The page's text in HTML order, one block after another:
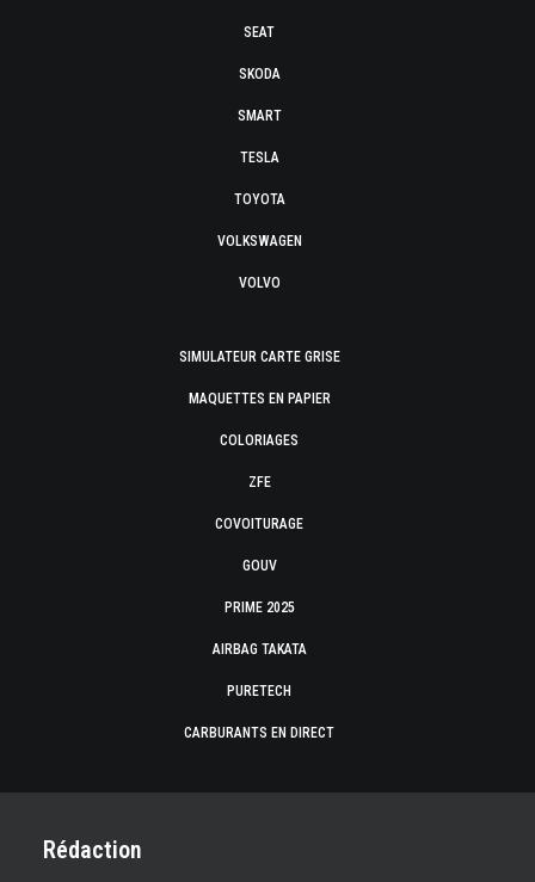
SEAT
SKODA
SMART
TESLA
TOYOTA
VOLKSWAGEN
VOLVO
SIMULATEUR CARTE GRISE
MAQUETTES EN PAPIER
COLORIAGES
ZFE
COVOITURAGE
GOUV
PRIME 2025
AIRBAG TAKATA
PURETECH
CARBURANTS EN DIRECT
Rédaction